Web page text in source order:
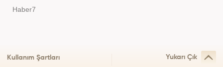
Haber7
Kullanım Şartları Yukarı Çık